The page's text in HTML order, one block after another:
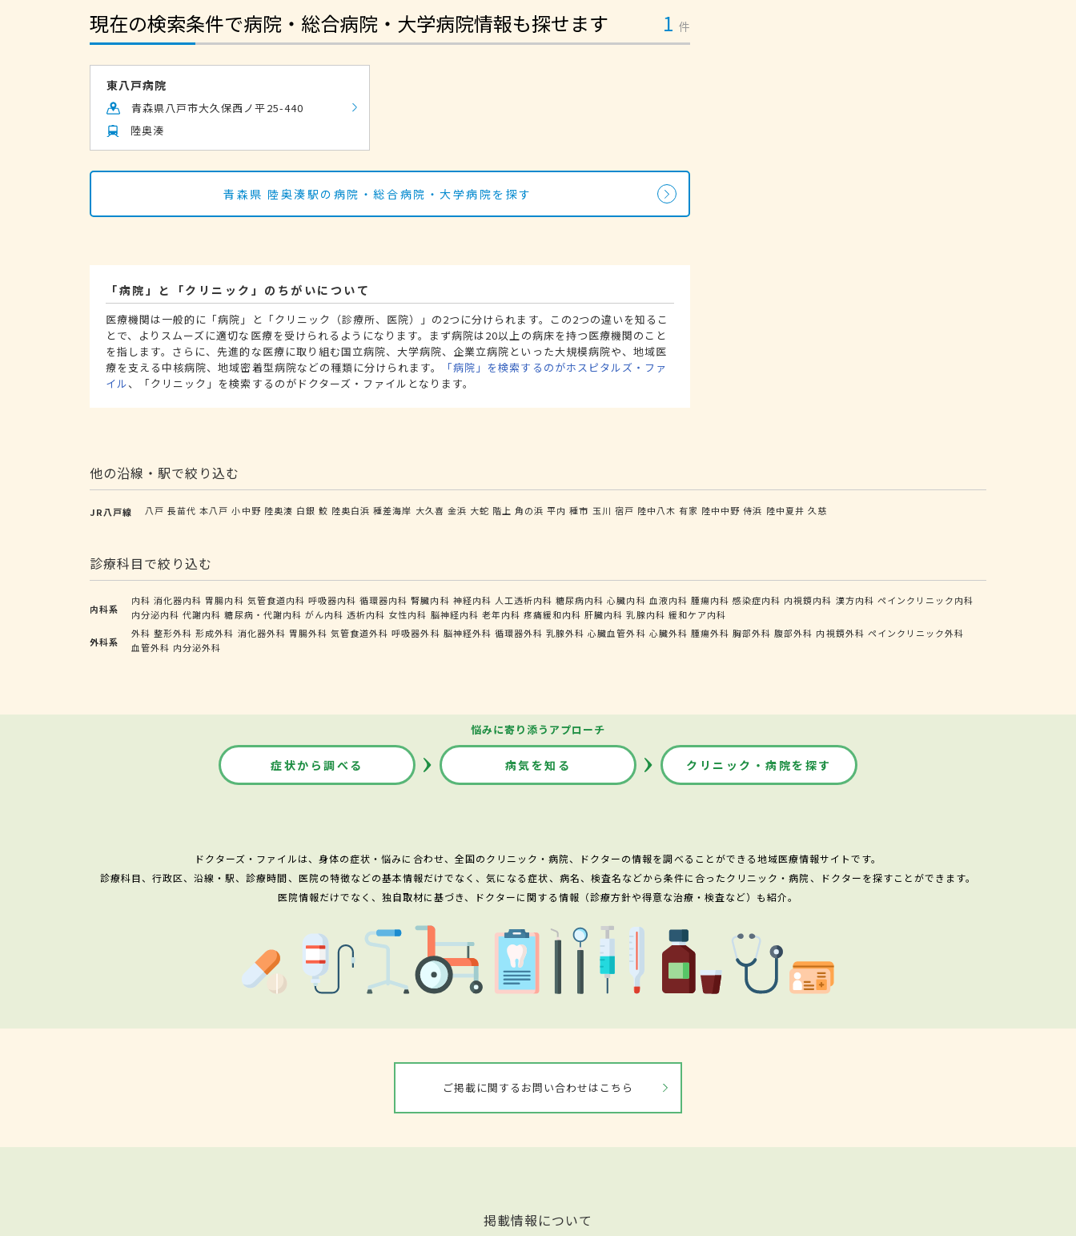
現在の検索条件で病院・総合病院・大学病院情報も探せます 1 件
東八戸病院
青森県八戸市大久保西ノ平25-440
陸奥湊
青森県 陸奥湊駅の病院・総合病院・大学病院を探す
「病院」と「クリニック」のちがいについて
医療機関は一般的に「病院」と「クリニック（診療所、医院）」の2つに分けられます。この2つの違いを知るこ
とで、よりスムーズに適切な医療を受けられるようになります。まず病院は20以上の病床を持つ医療機関のこと
を指します。さらに、先進的な医療に取り組む国立病院、大学病院、企業立病院といった大規模病院や、地域医
療を支える中核病院、地域密着型病院などの種類に分けられます。
「病院」を検索するのがホスピタルズ・ファ
イル、「クリニック」を検索するのがドクターズ・ファイルとなります。
他の沿線・駅で絞り込む
JR八戸線 八戸 長苗代 本八戸 小中野 陸奥湊 白銀 鮫 陸奥白浜 種差海岸 大久喜 金浜 大蛇 階上 角の浜 平内 種市 玉川 宿戸 陸中八木 有家 陸中中野 侍浜 陸中夏井 久慈
診療科目で絞り込む
内科系
内科 消化器内科 胃腸内科 気管食道内科 呼吸器内科 循環器内科 腎臓内科 神経内科 人工透析内科 糖尿病内科 心臓内科 血液内科 腫瘍内科 感染症内科 内視鏡内科 漢方内科 ペインクリニック内科
内分泌内科 代謝内科 糖尿病・代謝内科 がん内科 透析内科 女性内科 脳神経内科 老年内科 疼痛緩和内科 肝臓内科 乳腺内科 緩和ケア内科
外科系
外科 整形外科 形成外科 消化器外科 胃腸外科 気管食道外科 呼吸器外科 脳神経外科 循環器外科 乳腺外科 心臓血管外科 心臓外科 腫瘍外科 胸部外科 腹部外科 内視鏡外科 ペインクリニック外科
血管外科 内分泌外科
悩みに寄り添うアプローチ
症状から調べる 病気を知る クリニック・病院を探す
ドクターズ・ファイルは、身体の症状・悩みに合わせ、全国のクリニック・病院、ドクターの情報を調べることができる地域医療情報サイトです。
診療科目、行政区、沿線・駅、診療時間、医院の特徴などの基本情報だけでなく、気になる症状、病名、検査名などから条件に合ったクリニック・病院、ドクターを探すことができます。
医院情報だけでなく、独自取材に基づき、ドクターに関する情報（診療方針や得意な治療・検査など）も紹介。
ご掲載に関するお問い合わせはこちら
掲載情報について